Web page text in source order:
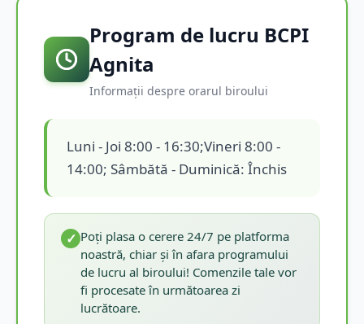
Program de lucru BCPI
Agnita
Informații despre orarul biroului
Luni - Joi 8:00 - 16:30;Vineri 8:00 -
14:00; Sâmbătă - Duminică: Închis
✓ Poți plasa o cerere 24/7 pe platforma
noastră, chiar și în afara programului
de lucru al biroului! Comenzile tale vor
fi procesate în următoarea zi
lucrătoare.